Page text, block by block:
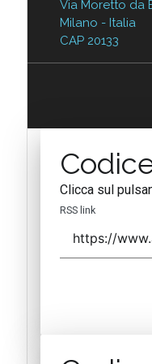
Via Moretto da
Milano - Italia
CAP 20133
Clicca sul
RSS link